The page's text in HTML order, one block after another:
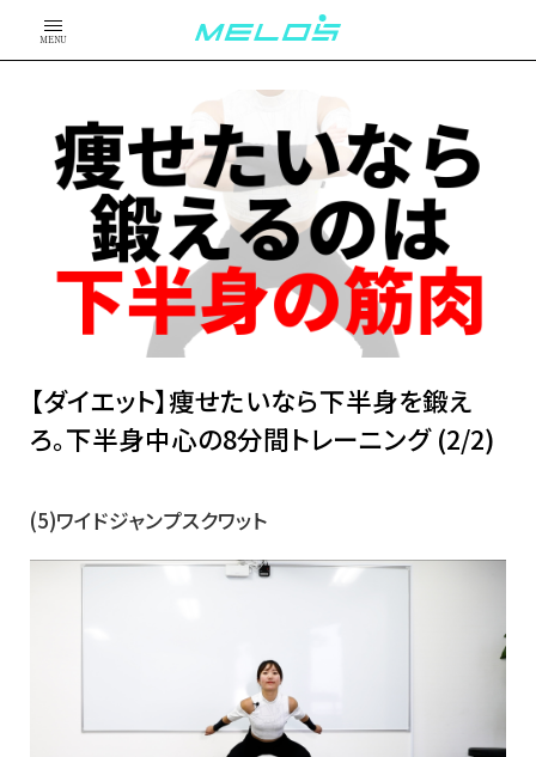
MENU
【ダイエット】痩せたいなら下半身を鍛え
ろ。下半身中心の8分間トレーニング (2/2)
(5)ワイドジャンプスクワット